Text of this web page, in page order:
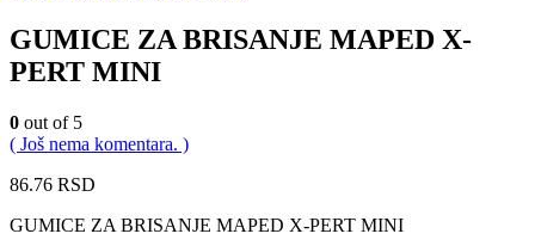
GUMICE ZA BRISANJE MAPED X-
PERT MINI
0 out of 5
( Još nema komentara. )
86.76 RSD
GUMICE ZA BRISANJE MAPED X-PERT MINI